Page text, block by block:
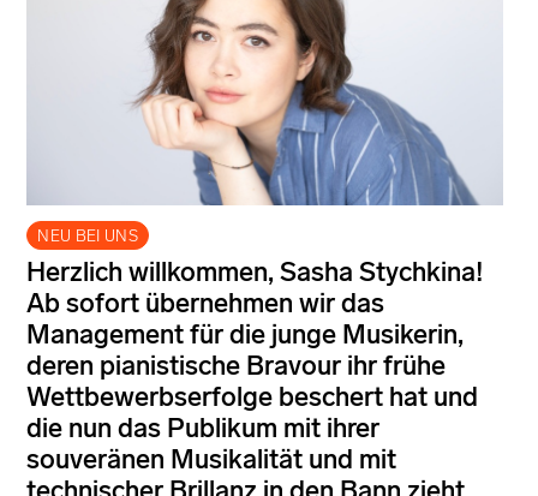
NEU BEI UNS
Herzlich willkommen, Sasha Stychkina!
Ab sofort übernehmen wir das
Management für die junge Musikerin,
deren pianistische Bravour ihr frühe
Wettbewerbserfolge beschert hat und
die nun das Publikum mit ihrer
souveränen Musikalität und mit